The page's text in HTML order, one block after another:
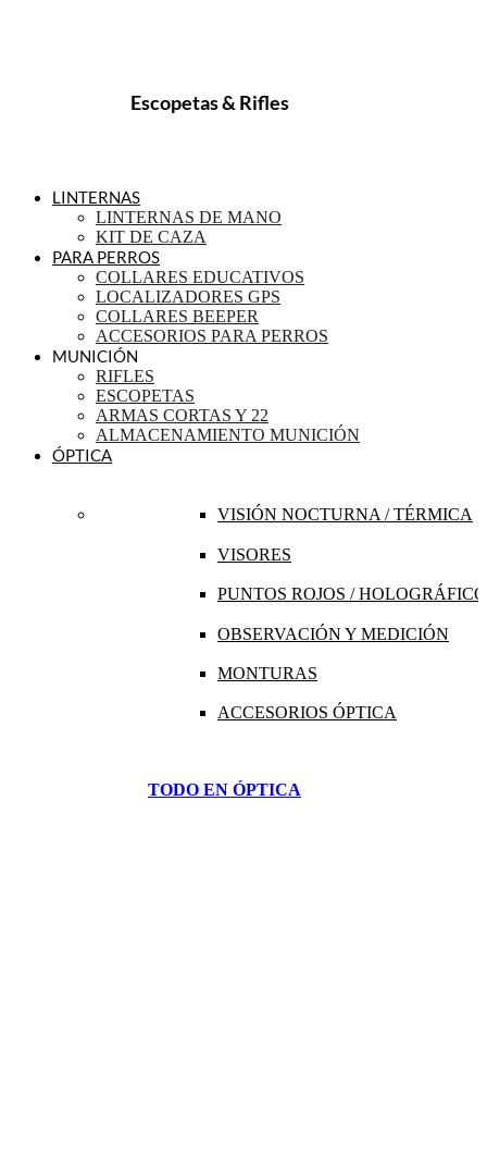
Escopetas & Rifles
LINTERNAS
LINTERNAS DE MANO
KIT DE CAZA
PARA PERROS
COLLARES EDUCATIVOS
LOCALIZADORES GPS
COLLARES BEEPER
ACCESORIOS PARA PERROS
MUNICIÓN
RIFLES
ESCOPETAS
ARMAS CORTAS Y 22
ALMACENAMIENTO MUNICIÓN
ÓPTICA
VISIÓN NOCTURNA / TÉRMICA
VISORES
PUNTOS ROJOS /
OBSERVACIÓN Y MEDICIÓN
MONTURAS
ACCESORIOS ÓPTICA
TODO EN ÓPTICA